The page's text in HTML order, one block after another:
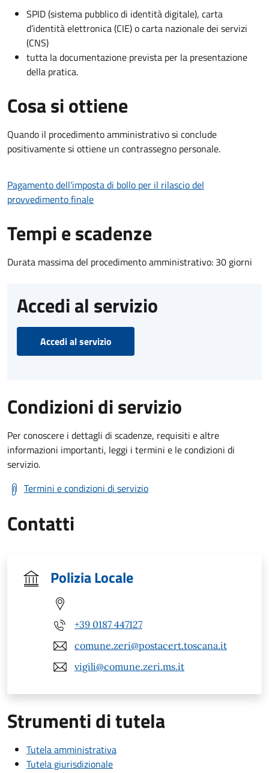
SPID (sistema pubblico di identità digitale), carta
d’identità elettronica (CIE) o carta nazionale dei servizi
(CNS)
tutta la documentazione prevista per la presentazione
della pratica.
Cosa si ottiene
Quando il procedimento amministrativo si conclude
positivamente si ottiene un contrassegno personale.
Pagamento dell'imposta di bollo per il rilascio del
provvedimento finale
Tempi e scadenze
Durata massima del procedimento amministrativo: 30 giorni
Accedi al servizio
Accedi al servizio
Condizioni di servizio
Per conoscere i dettagli di scadenze, requisiti e altre
informazioni importanti, leggi i termini e le condizioni di
servizio.
Termini e condizioni di servizio
Contatti
Polizia Locale
+39 0187 447127
comune.zeri@postacert.toscana.it
vigili@comune.zeri.ms.it
Strumenti di tutela
Tutela amministrativa
Tutela giurisdizionale